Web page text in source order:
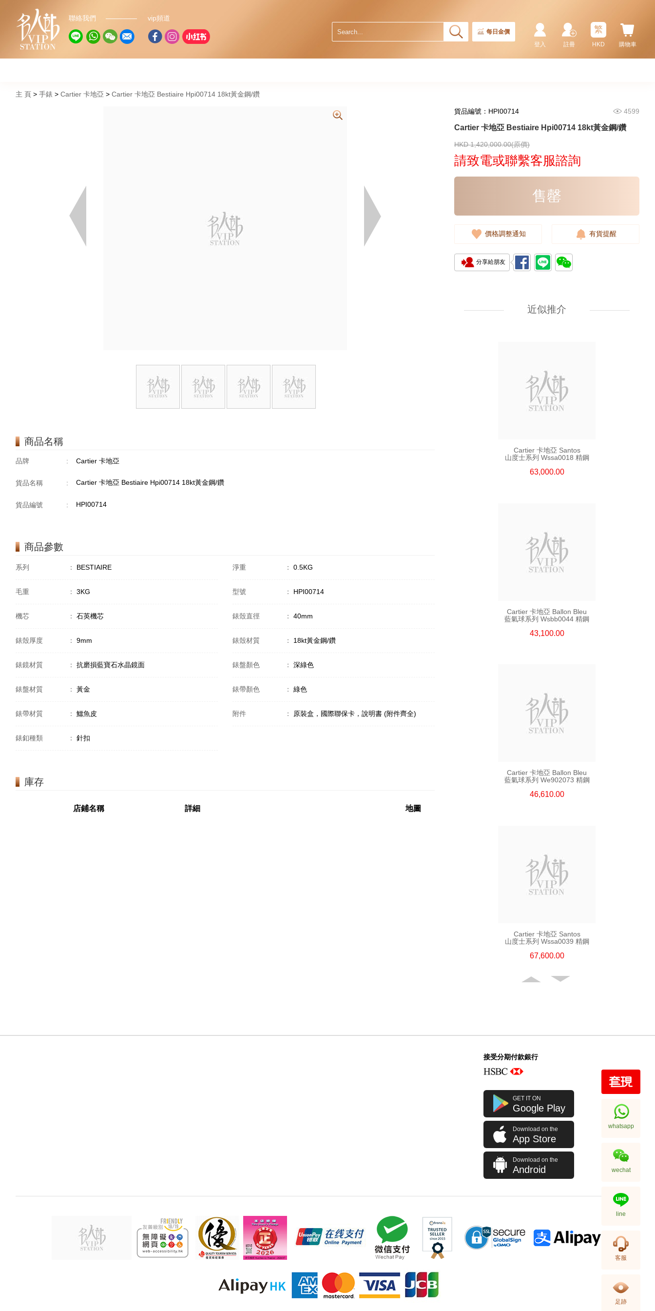
聯絡我們 vip頻道
每日金價
購物車
繁
HKD
註冊
登入
主 頁 手錶 Cartier 卡地亞 Cartier 卡地亞 Bestiaire Hpi00714 18kt黃金鋼/鑽
商品名稱
品牌 : Cartier 卡地亞
貨品名稱 : Cartier 卡地亞 Bestiaire Hpi00714 18kt黃金鋼/鑽
貨品編號 : HPI00714
商品參數
系列 ： BESTIAIRE 淨重 ： 0.5KG
毛重 ： 3KG 型號 ： HPI00714
機芯 ： 石英機芯 錶殼直徑 ： 40mm
錶殼厚度 ： 9mm 錶殼材質 ： 18kt黃金鋼/鑽
錶鏡材質 ： 抗磨損藍寶石水晶鏡面 錶盤顏色 ： 深綠色
錶盤材質 ： 黃金 錶帶顏色 ： 綠色
錶帶材質 ： 鱷魚皮 附件 ： 原裝盒，國際聯保卡，說明書 (附件齊全)
錶釦種類 ： 針扣
庫存
店鋪名稱 詳細 地圖
貨品編號：HPI00714 4599
Cartier 卡地亞 Bestiaire Hpi00714 18kt黃金鋼/鑽
HKD 1,420,000.00(原價)
請致電或聯繫客服諮詢
售罄
價格調整通知 有貨提醒
分享給朋友
近似推介
Cartier 卡地亞 Ronde Louis
113,400.00
38,000.00
Cartier 卡地亞 Santos
山度士系列 Wssa0018 精鋼
63,000.00
Cartier 卡地亞 Ballon Bleu
藍氣球系列 Wsbb0044 精鋼
43,100.00
Cartier 卡地亞 Ballon Bleu
藍氣球系列 We902073 精鋼
46,610.00
Cartier 卡地亞 Santos
山度士系列 Wssa0039 精鋼
67,600.00
Cartier 卡地亞 Tank 坦克系列
W5310025 18kt白金
195,000.00
接受分期付款銀行
GET IT ON
Google Play
Download on the
App Store
Download on the
Android
whatsapp
wechat
line
客服
足跡